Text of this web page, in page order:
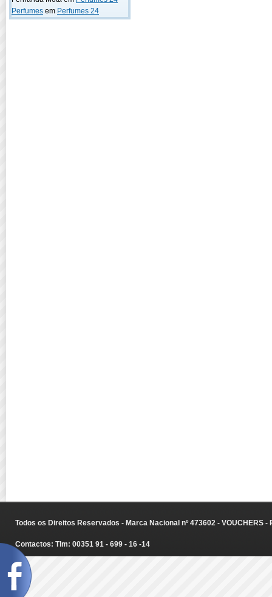
Perfumes em Perfumes 24
Todos os Direitos Reservados - Marca Nacional nº 473602 - VOUCHERS
Contactos: Tlm: 00351 91 - 699 - 16 -14